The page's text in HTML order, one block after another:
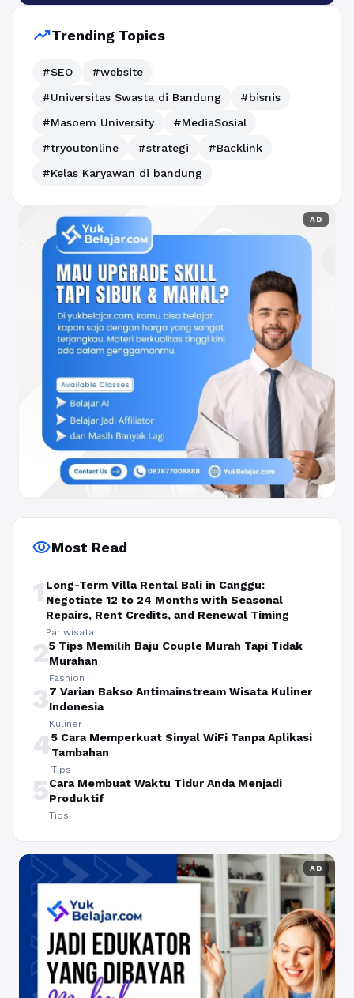
trending_upTrending Topics
#SEO
#website
#Universitas Swasta di Bandung
#bisnis
#Masoem University
#MediaSosial
#tryoutonline
#strategi
#Backlink
#Kelas Karyawan di bandung
AD
visibilityMost Read
1 Long-Term Villa Rental Bali in Canggu:
Negotiate 12 to 24 Months with Seasonal
Repairs, Rent Credits, and Renewal Timing
Pariwisata
25 Tips Memilih Baju Couple Murah Tapi Tidak
Murahan
Fashion
37 Varian Bakso Antimainstream Wisata Kuliner
Indonesia
Kuliner
45 Cara Memperkuat Sinyal WiFi Tanpa Aplikasi
Tambahan
Tips
5Cara Membuat Waktu Tidur Anda Menjadi
Produktif
Tips
AD